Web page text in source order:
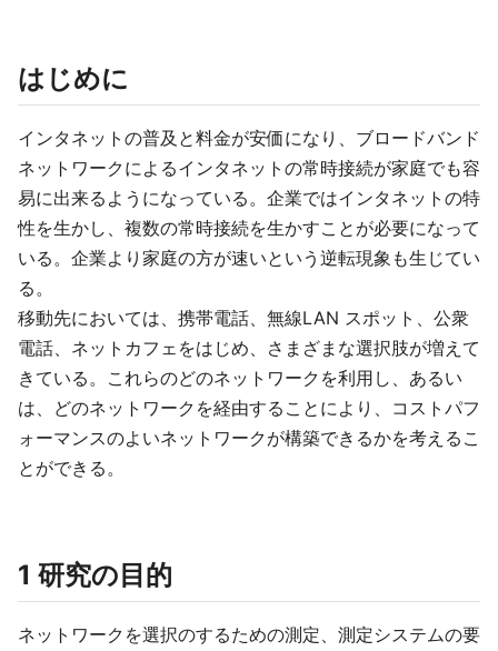
はじめに
インタネットの普及と料金が安価になり、ブロードバンド
ネットワークによるインタネットの常時接続が家庭でも容
易に出来るようになっている。企業ではインタネットの特
性を生かし、複数の常時接続を生かすことが必要になって
いる。企業より家庭の方が速いという逆転現象も生じてい
る。
移動先においては、携帯電話、無線LAN スポット、公衆
電話、ネットカフェをはじめ、さまざまな選択肢が増えて
きている。これらのどのネットワークを利用し、あるい
は、どのネットワークを経由することにより、コストパフ
ォーマンスのよいネットワークが構築できるかを考えるこ
とができる。
1 研究の目的
ネットワークを選択のするための測定、測定システムの要